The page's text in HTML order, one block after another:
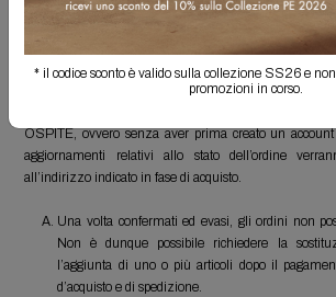
STATO DELL’ORDINE
Puoi controllare lo stato d’avanzamento dei tuoi
OSPITE, ovvero senza aver prima creato un
aggiornamenti relativi allo stato dell’ordine
all’indirizzo indicato in fase di acquisto.
Una volta confermati ed evasi, gli ordini non
Non è dunque possibile richiedere la
l’aggiunta di uno o più articoli dopo il
d’acquisto e di spedizione.
* il codice sconto è valido sulla collezione SS26 e
promozioni in corso.